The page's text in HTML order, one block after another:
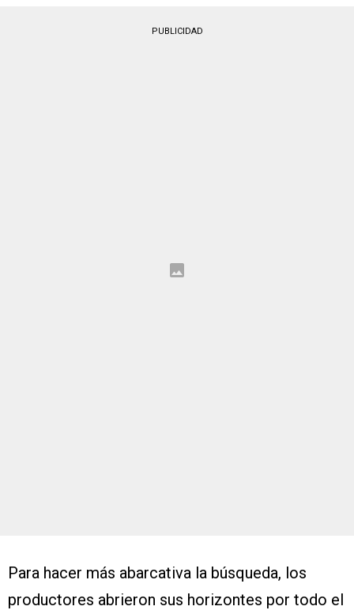
PUBLICIDAD
Para hacer más abarcativa la búsqueda, los
productores abrieron sus horizontes por todo el